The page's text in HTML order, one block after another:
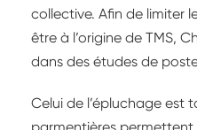
collective. Afin de limiter
être à l’origine de TMS,
dans des études de
Celui de l’épluchage est